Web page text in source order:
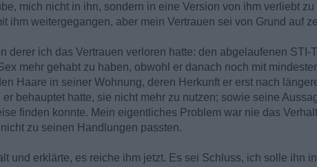
mich nicht in ihn, sondern in eine Version von ihm verliebt
ihm weitergegangen, aber mein Vertrauen sei von Grund auf
derer ich das Vertrauen verloren hatte: den abgelaufenen STI-
mehr gehabt zu haben, obwohl er danach noch mit
Haare in seiner Wohnung, deren Herkunft er erst nach
behauptet hatte, sie nicht mehr zu nutzen; sowie seine
finden konnte. Mein eigentliches Problem war nie das
zu seinen Handlungen passten.
und erklärte, es reiche ihm jetzt. Es sei Schluss, ich solle ihn